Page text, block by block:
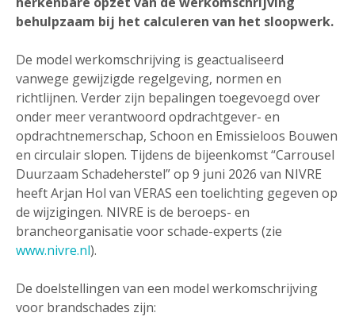
behulpzaam bij het calculeren van het sloopwerk.
De model werkomschrijving is geactualiseerd
vanwege gewijzigde regelgeving, normen en
richtlijnen. Verder zijn bepalingen toegevoegd over
onder meer verantwoord opdrachtgever- en
opdrachtnemerschap, Schoon en Emissieloos Bouwen
en circulair slopen. Tijdens de bijeenkomst “Carrousel
Duurzaam Schadeherstel” op 9 juni 2026 van NIVRE
heeft Arjan Hol van VERAS een toelichting gegeven op
de wijzigingen. NIVRE is de beroeps- en
brancheorganisatie voor schade-experts (zie
www.nivre.nl).
De doelstellingen van een model werkomschrijving
voor brandschades zijn: